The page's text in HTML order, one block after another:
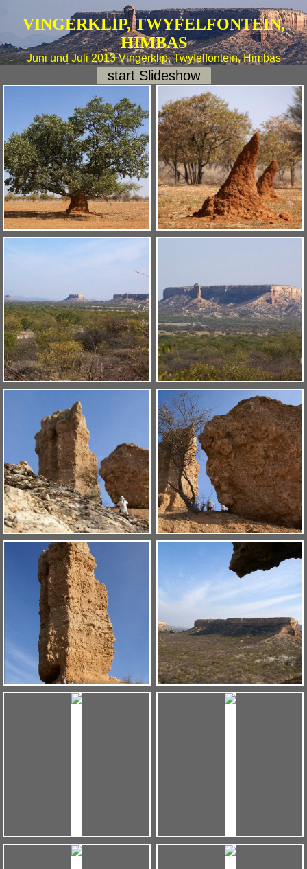
VINGERKLIP, TWYFELFONTEIN,
HIMBAS
Juni und Juli 2013 Vingerklip, Twyfelfontein, Himbas
start Slideshow